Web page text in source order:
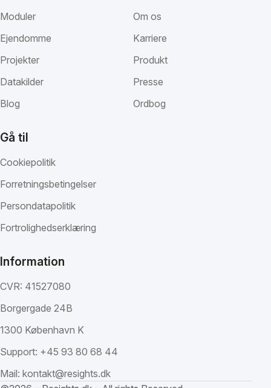
Moduler
Ejendomme
Projekter
Datakilder
Blog
Om os
Karriere
Produkt
Presse
Ordbog
Gå til
Cookiepolitik
Forretningsbetingelser
Persondatapolitik
Fortrolighedserklæring
Information
CVR: 41527080
Borgergade 24B
1300 København K
Support: +45 93 80 68 44
Mail: kontakt@resights.dk